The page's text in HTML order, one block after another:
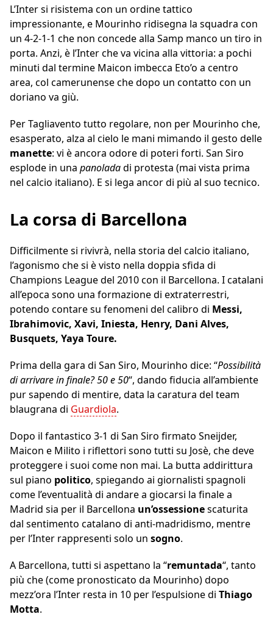
L’Inter si risistema con un ordine tattico
impressionante, e Mourinho ridisegna la squadra con
un 4-2-1-1 che non concede alla Samp manco un tiro in
porta. Anzi, è l’Inter che va vicina alla vittoria: a pochi
minuti dal termine Maicon imbecca Eto’o a centro
area, col camerunense che dopo un contatto con un
doriano va giù.
Per Tagliavento tutto regolare, non per Mourinho che,
esasperato, alza al cielo le mani mimando il gesto delle
manette: vi è ancora odore di poteri forti. San Siro
esplode in una panoladadi protesta (mai vista prima
nel calcio italiano). E si lega ancor di più al suo tecnico.
La corsa di Barcellona
Difficilmente si rivivrà, nella storia del calcio italiano,
l’agonismo che si è visto nella doppia sfida di
Champions League del 2010 con il Barcellona. I catalani
all’epoca sono una formazione di extraterrestri,
potendo contare su fenomeni del calibro di Messi,
Ibrahimovic, Xavi, Iniesta, Henry, Dani Alves,
Busquets, Yaya Toure.
Prima della gara di San Siro, Mourinho dice: “Possibilità
di arrivare in finale? 50 e 50“, dando fiducia all’ambiente
pur sapendo di mentire, data la caratura del team
blaugrana di Guardiola.
Dopo il fantastico 3-1 di San Siro firmato Sneijder,
Maicon e Milito i riflettori sono tutti su Josè, che deve
proteggere i suoi come non mai. La butta addirittura
sul piano politico, spiegando ai giornalisti spagnoli
come l’eventualità di andare a giocarsi la finale a
Madrid sia per il Barcellona un’ossessionescaturita
dal sentimento catalano di anti-madridismo, mentre
per l’Inter rappresenti solo un sogno.
A Barcellona, tutti si aspettano la “remuntada“, tanto
più che (come pronosticato da Mourinho) dopo
mezz’ora l’Inter resta in 10 per l’espulsione di Thiago
Motta.